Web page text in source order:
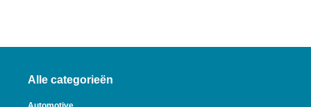
Alle categorieën